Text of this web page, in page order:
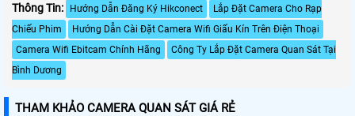
Thông Tin: Hướng Dẫn Đăng Ký Hikconect
Lắp Đặt Camera Cho Rạp
Chiếu Phim
Hướng Dẫn Cài Đặt Camera Wifi Giấu Kín Trên Điện Thoại
Camera Wifi Ebitcam Chính Hãng
Công Ty Lắp Đặt Camera Quan Sát Tại
Bình Dương
THAM KHẢO CAMERA QUAN SÁT GIÁ RẺ